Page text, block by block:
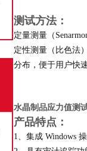
测试方法：
定量测量（
定性测量（比色法
分布，便于用户快
水晶制品应力值测
产品特点：
1、集成 Windows